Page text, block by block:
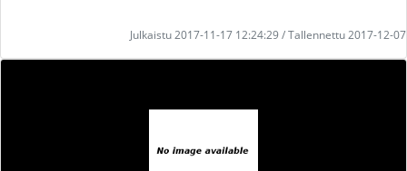
Julkaistu 2017-11-17 12:24:29 / Tallennettu 2017-12-07